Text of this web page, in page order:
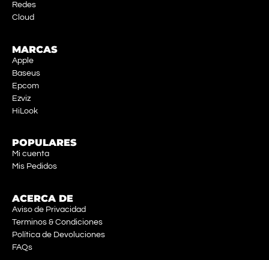
Redes
Cloud
MARCAS
Apple
Baseus
Epcom
Ezviz
HiLook
POPULARES
Mi cuenta
Mis Pedidos
ACERCA DE
Aviso de Privacidad
Terminos & Condiciones
Política de Devoluciones
FAQs